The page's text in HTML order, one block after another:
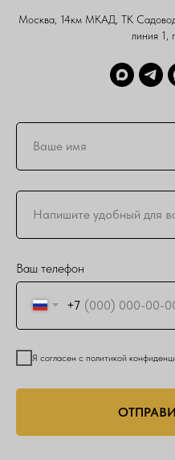
Москва, 14км МКАД, ТК
линия 1,
Ваш телефон
+7
Я согласен с политикой